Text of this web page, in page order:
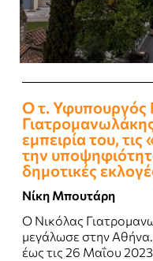
Ο τ. Υφυπουργός
εμπειρία του, τις
την
δημοτικές
Νίκη Μπουτάρη
Ο Νικόλας
μεγάλωσε στην Αθήνα.
έως τις 26 Μαΐου